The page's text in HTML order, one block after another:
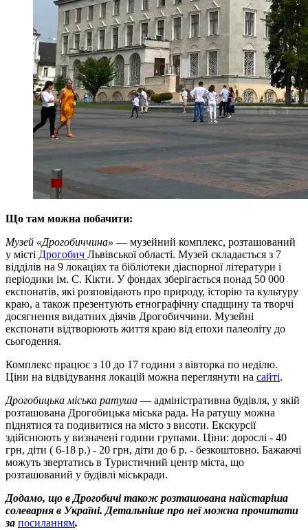
Що там можна побачити:
Музей «Дрогобиччина» — музейний комплекс, розташований
у місті Дрогобич Львівської області. Музей складається з 7
відділів на 9 локаціях та бібліотеки діаспорної літератури і
періодики ім. С. Кікти. У фондах зберігається понад 50 000
експонатів, які розповідають про природу, історію та культуру
краю, а також презентують етнографічну спадщину та творчі
досягнення видатних діячів Дрогобиччини. Музейні
експонати відтворюють життя краю від епохи палеоліту до
сьогодення.
Комплекс працює з 10 до 17 години з вівторка по неділю.
Ціни на відвідування локацій можна переглянути на сайті.
Дрогобицька міська ратуша — адміністративна будівля, у якій
розташована Дрогобицька міська рада. На ратушу можна
піднятися та подивитися на місто з висоти. Екскурсії
здійснюють у визначені години групами. Ціни: дорослі - 40
грн, діти ( 6-18 р.) - 20 грн, діти до 6 р. - безкоштовно. Бажаючі
можуть звертатись в Туристичний центр міста, що
розташований у будівлі міськради.
Додамо, що в Дрогобичі також розташована найстаріша
солеварня в Україні. Детальніше про неї можна прочитати
за посиланням.